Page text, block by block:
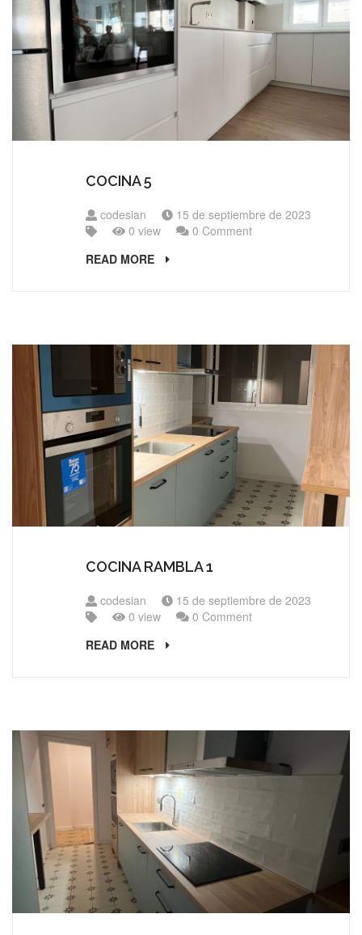
COCINA 5
codesian
15 de septiembre de 2023
0 view
0 Comment
READ MORE
COCINA RAMBLA 1
codesian
15 de septiembre de 2023
0 view
0 Comment
READ MORE